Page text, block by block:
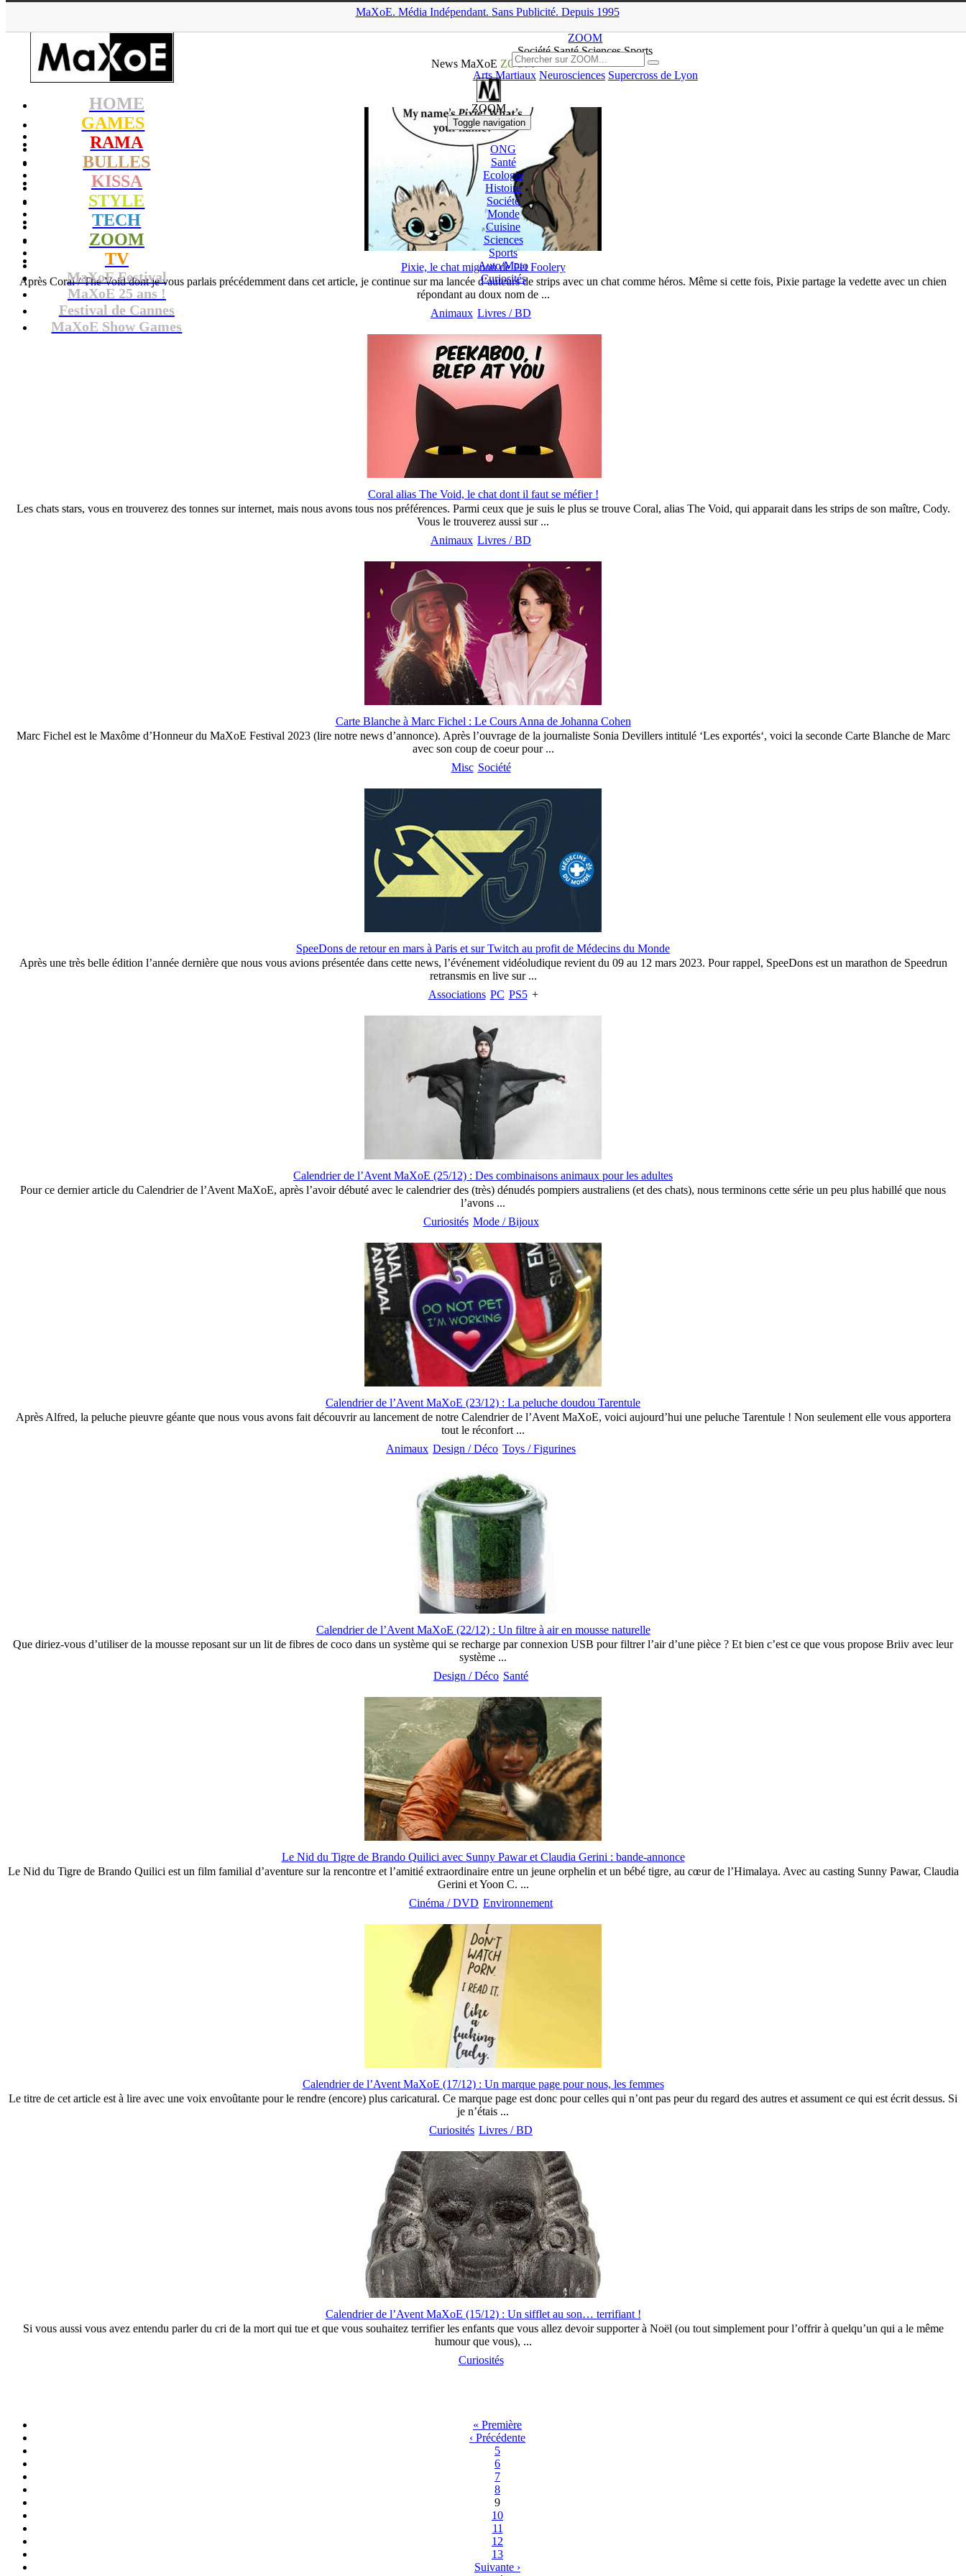
MaXoE. Média Indépendant. Sans Publicité. Depuis 1995
HOME
GAMES
RAMA
BULLES
KISSA
STYLE
TECH
ZOOM
TV
MaXoE Festival
MaXoE 25 ans !
Festival de Cannes
MaXoE Show Games
ZOOM
Société Santé SciencesSports
Arts Martiaux Neurosciences Supercross de Lyon
ZOOM
Toggle navigation
ONG
Santé
Ecologie
Histoire
Société
Monde
Cuisine
Sciences
Sports
Auto/Moto
Curiosités
▲
News MaXoE ZOOM
Pixie, le chat mignon de Pet Foolery
Après Coral / The Void dont je vous parlais précédemment dans cet article, je continue sur ma lancée d’auteurs de strips avec un chat comme héros. Même si cette fois, Pixie partage la vedette avec un chien
répondant au doux nom de ...
Animaux Livres / BD
Coral alias The Void, le chat dont il faut se méfier !
Les chats stars, vous en trouverez des tonnes sur internet, mais nous avons tous nos préférences. Parmi ceux que je suis le plus se trouve Coral, alias The Void, qui apparait dans les strips de son maître, Cody.
Vous le trouverez aussi sur ...
Animaux Livres / BD
Carte Blanche à Marc Fichel : Le Cours Anna de Johanna Cohen
Marc Fichel est le Maxôme d’Honneur du MaXoE Festival 2023 (lire notre news d’annonce). Après l’ouvrage de la journaliste Sonia Devillers intitulé ‘Les exportés‘, voici la seconde Carte Blanche de Marc
avec son coup de coeur pour ...
Misc Société
SpeeDons de retour en mars à Paris et sur Twitch au profit de Médecins du Monde
Après une très belle édition l’année dernière que nous vous avions présentée dans cette news, l’événement vidéoludique revient du 09 au 12 mars 2023. Pour rappel, SpeeDons est un marathon de Speedrun
retransmis en live sur ...
Associations PC PS5 +
Calendrier de l’Avent MaXoE (25/12) : Des combinaisons animaux pour les adultes
Pour ce dernier article du Calendrier de l’Avent MaXoE, après l’avoir débuté avec le calendrier des (très) dénudés pompiers australiens (et des chats), nous terminons cette série un peu plus habillé que nous
l’avons ...
Curiosités Mode / Bijoux
Calendrier de l’Avent MaXoE (23/12) : La peluche doudou Tarentule
Après Alfred, la peluche pieuvre géante que nous vous avons fait découvrir au lancement de notre Calendrier de l’Avent MaXoE, voici aujourd’hui une peluche Tarentule ! Non seulement elle vous apportera
tout le réconfort ...
Animaux Design / Déco Toys / Figurines
Calendrier de l’Avent MaXoE (22/12) : Un filtre à air en mousse naturelle
Que diriez-vous d’utiliser de la mousse reposant sur un lit de fibres de coco dans un système qui se recharge par connexion USB pour filtrer l’air d’une pièce ? Et bien c’est ce que vous propose Briiv avec leur
système ...
Design / Déco Santé
Le Nid du Tigre de Brando Quilici avec Sunny Pawar et Claudia Gerini : bande-annonce
Le Nid du Tigre de Brando Quilici est un film familial d’aventure sur la rencontre et l’amitié extraordinaire entre un jeune orphelin et un bébé tigre, au cœur de l’Himalaya. Avec au casting Sunny Pawar, Claudia
Gerini et Yoon C. ...
Cinéma / DVD Environnement
Calendrier de l’Avent MaXoE (17/12) : Un marque page pour nous, les femmes
Le titre de cet article est à lire avec une voix envoûtante pour le rendre (encore) plus caricatural. Ce marque page est donc pour celles qui n’ont pas peur du regard des autres et assument ce qui est écrit dessus. Si
je n’étais ...
Curiosités Livres / BD
Calendrier de l’Avent MaXoE (15/12) : Un sifflet au son… terrifiant !
Si vous aussi vous avez entendu parler du cri de la mort qui tue et que vous souhaitez terrifier les enfants que vous allez devoir supporter à Noël (ou tout simplement pour l’offrir à quelqu’un qui a le même
humour que vous), ...
Curiosités
« Première
‹ Précédente
5
6
7
8
9
10
11
12
13
Suivante ›